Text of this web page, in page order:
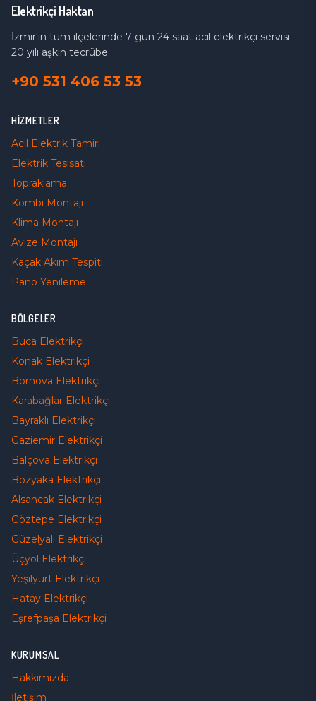
Elektrikçi Haktan
İzmir'in tüm ilçelerinde 7 gün 24 saat acil elektrikçi servisi.
20 yılı aşkın tecrübe.
+90 531 406 53 53
HIZMETLER
Acil Elektrik Tamiri
Elektrik Tesisatı
Topraklama
Kombi Montajı
Klima Montajı
Avize Montajı
Kaçak Akım Tespiti
Pano Yenileme
BÖLGELER
Buca Elektrikçi
Konak Elektrikçi
Bornova Elektrikçi
Karabağlar Elektrikçi
Bayraklı Elektrikçi
Gaziemir Elektrikçi
Balçova Elektrikçi
Bozyaka Elektrikçi
Alsancak Elektrikçi
Göztepe Elektrikçi
Güzelyalı Elektrikçi
Üçyol Elektrikçi
Yeşilyurt Elektrikçi
Hatay Elektrikçi
Eşrefpaşa Elektrikçi
KURUMSAL
Hakkımızda
İletişim